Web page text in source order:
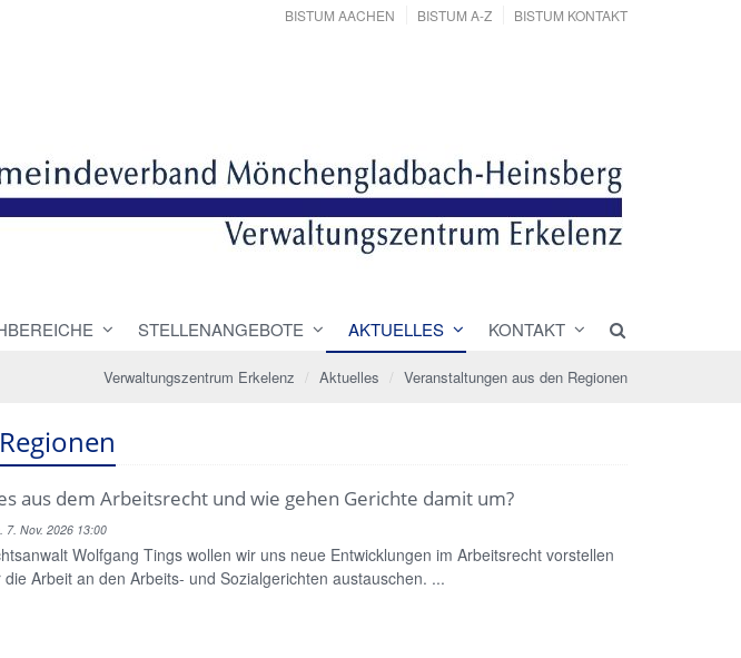
BISTUM AACHEN BISTUM A-Z BISTUM KONTAKT
STELLENANGEBOTE AKTUELLES KONTAKT
Verwaltungszentrum Erkelenz Aktuelles Veranstaltungen aus den Regionen
aus dem Arbeitsrecht und wie gehen Gerichte damit um?
7. Nov. 2026 13:00
Wolfgang Tings wollen wir uns neue Entwicklungen im Arbeitsrecht vorstellen
Arbeit an den Arbeits- und Sozialgerichten austauschen. ...